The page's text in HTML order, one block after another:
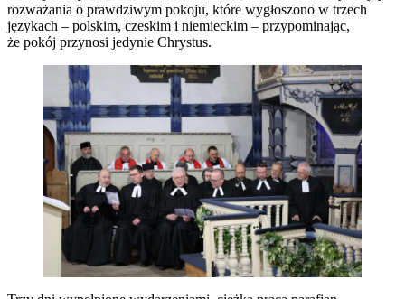
rozważania o prawdziwym pokoju, które wygłoszono w trzech
językach – polskim, czeskim i niemieckim – przypominając,
że pokój przynosi jedynie Chrystus.